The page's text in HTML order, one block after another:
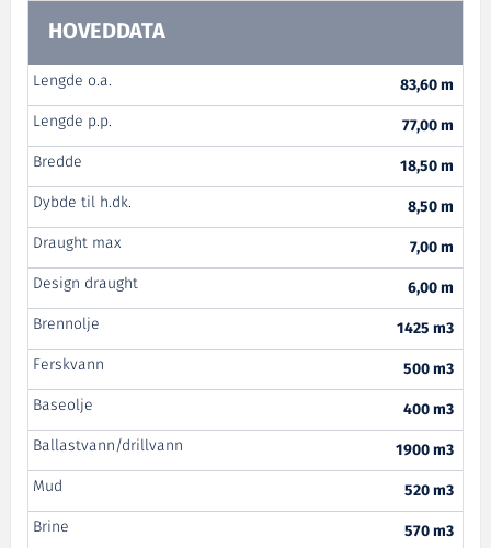
HOVEDDATA
Lengde o.a.
83,60 m
Lengde p.p.
77,00 m
Bredde
18,50 m
Dybde til h.dk.
8,50 m
Draught max
7,00 m
Design draught
6,00 m
Brennolje
1425 m3
Ferskvann
500 m3
Baseolje
400 m3
Ballastvann/drillvann
1900 m3
Mud
520 m3
Brine
570 m3